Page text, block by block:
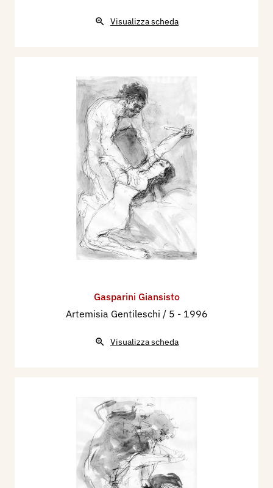
Visualizza scheda
Gasparini Giansisto
Artemisia Gentileschi / 5 - 1996
Visualizza scheda